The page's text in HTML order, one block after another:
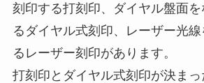
刻印する打刻印、ダイヤル盤面
るダイヤル式刻印、レーザー光
るレーザー刻印があります。
打刻印とダイヤル式刻印が決まっ